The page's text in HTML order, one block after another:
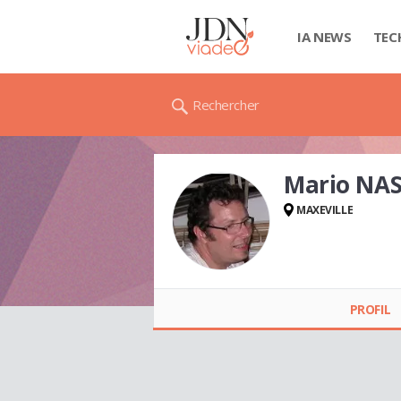
IA NEWS
Rechercher
Mario
MAXEVILLE
PROFIL